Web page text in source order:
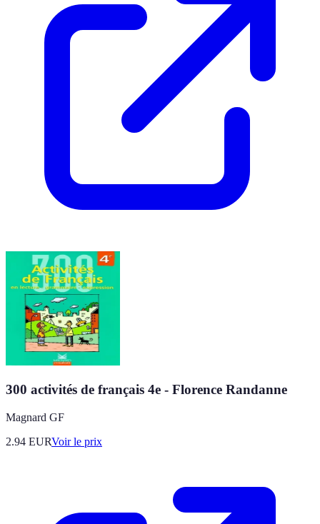
300 activités de français 4e - Florence Randanne
Magnard GF
2.94 EURVoir le prix